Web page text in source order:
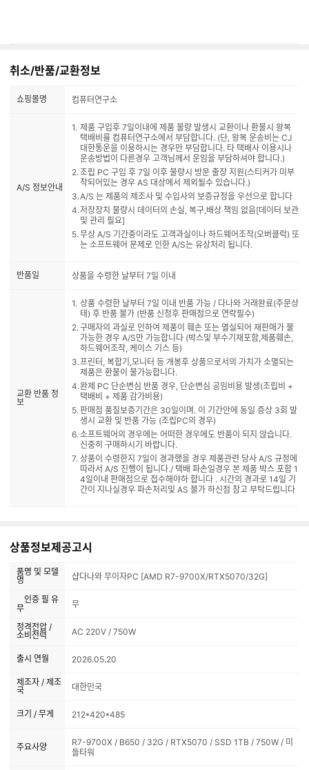
취소/반품/교환정보
쇼핑몰명 컴퓨터연구소
A/S 정보안내
제품 구입후 7일이내에 제품 불량 발생시 교환이나 환불시 왕복
택배비를 컴퓨터연구소에서 부담합니다. (단, 왕복 운송비는 CJ
대한통운을 이용하시는 경우만 부담합니다. 타 택배사 이용시나
운송방법이 다른경우 고객님께서 운임을 부담하셔야 합니다.)
조립 PC 구입 후 7일 이후 불량시 방문 출장 지원(스티커가 미부
착되어있는 경우 AS 대상에서 제외될수 있습니다.)
A/S 는 제품의 제조사 및 수입사의 보증규정을 우선으로 합니다
저장장치 불량시 데이터의 손실, 복구,배상 책임 없음[데이터 보관
및 관리 필요]
무상 A/S 기간중이라도 고객과실이나 하드웨어조작(오버클럭) 또
는 소프트웨어 문제로 인한 A/S는 유상처리 됩니다.
반품일 상품을 수령한 날부터 7일 이내
교환 반품 정
보
상품 수령한 날부터 7일 이내 반품 가능 / 다나와 거래완료(주문상
태) 후 반품 불가 (반품 신청후 판매점으로 연락필수)
구매자의 과실로 인하여 제품이 훼손 또는 멸실되어 재판매가 불
가능한 경우 A/S만 가능합니다 (박스및 부수기재포함,제품훼손,
하드웨어조작, 케이스 기스 등)
프린터, 복합기,모니터 등 개봉후 상품으로서의 가치가 소멸되는
제품은 환불이 불가능합니다.
완제 PC 단순변심 반품 경우, 단순변심 공임비용 발생(조립비 +
택배비 + 제품 감가비용)
판매점 품질보증기간은 30일이며. 이 기간안에 동일 증상 3회 발
생시 교환 및 반품 가능 (조립PC의 경우)
소프트웨어의 경우에는 어떠한 경우에도 반품이 되지 않습니다.
신중히 구매하시기 바랍니다.
상품이 수령한지 7일이 경과했을 경우 제품관련 당사 A/S 규정에
따라서 A/S 진행이 됩니다./ 택배 파손일경우 본 제품 박스 포함 1
4일이내 판매점으로 접수해야하 합니다 . 시간의 경과로 14일 기
간이 지나실경우 파손처리및 AS 불가 하신점 참고 부탁드립니다
상품정보제공고시
품명 및 모델
명
샵다나와 무이자PC [AMD R7-9700X/RTX5070/32G]
인증 필 유
무
무
정격전압 /
소비전력
AC 220V / 750W
출시 연월 2026.05.20
제조자 / 제조
국
대한민국
크기 / 무게 212*420*485
주요사양
R7-9700X / B650 / 32G / RTX5070 / SSD 1TB / 750W / 미
들타워